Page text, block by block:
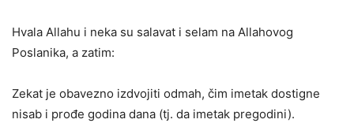
Hvala Allahu i neka su salavat i selam na Allahovog
Poslanika, a zatim:
Zekat je obavezno izdvojiti odmah, čim imetak dostigne
nisab i prođe godina dana (tj. da imetak pregodini).